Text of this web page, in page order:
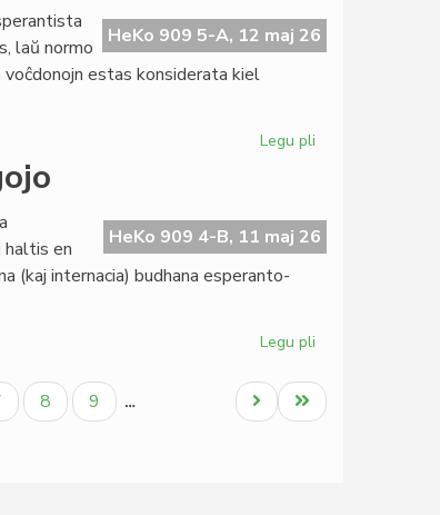
de
Civila
HeKo 909 5-A, 12 maj 26
laŭ normo
estas konsiderata kiel
Legu pli
aprobas
la
HeKo 909 4-B, 11 maj 26
haltis en
(kaj internacia) budhana esperanto-
Legu pli
kaj
raŭmismo
Paĝo
8 Paĝo
9 …
Last
page
Next
page